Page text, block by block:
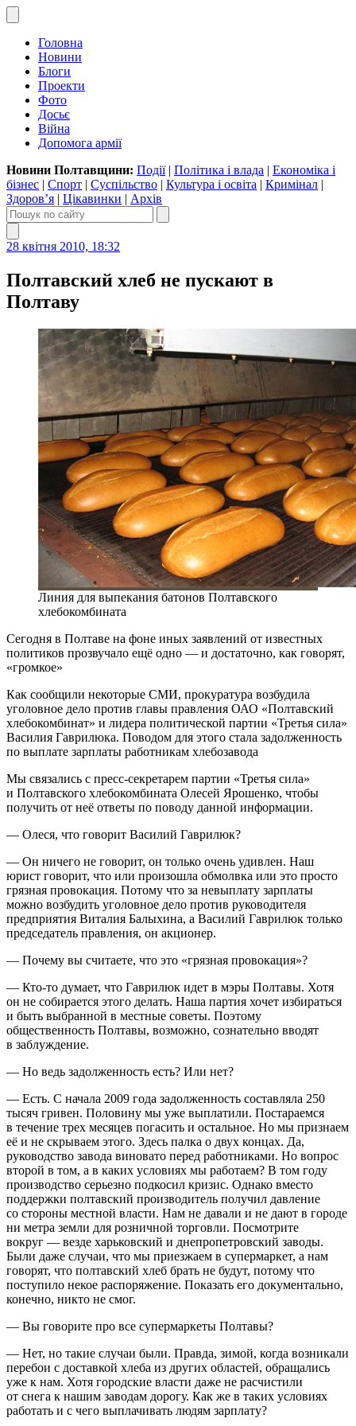
Головна
Новини
Блоги
Проекти
Фото
Досьє
Війна
Допомога армії
Новини Полтавщини: Події| Політика і влада | Економіка і
бізнес | Спорт | Суспільство | Культура і освіта | Кримінал |
Здоров’я | Цікавинки | Архів
28 квітня 2010, 18:32
Полтавский хлеб не пускают в
Полтаву
Линия для выпекания батонов Полтавского
хлебокомбината
Сегодня в Полтаве на фоне иных заявлений от известных
политиков прозвучало ещё одно — и достаточно, как говорят,
«громкое»
Как сообщили некоторые СМИ, прокуратура возбудила
уголовное дело против главы правления ОАО «Полтавский
хлебокомбинат» и лидера политической партии «Третья сила»
Василия Гаврилюка. Поводом для этого стала задолженность
по выплате зарплаты работникам хлебозавода
Мы связались с пресс-секретарем партии «Третья сила»
и Полтавского хлебокомбината Олесей Ярошенко, чтобы
получить от неё ответы по поводу данной информации.
— Олеся, что говорит Василий Гаврилюк?
— Он ничего не говорит, он только очень удивлен. Наш
юрист говорит, что или произошла обмолвка или это просто
грязная провокация. Потому что за невыплату зарплаты
можно возбудить уголовное дело против руководителя
предприятия Виталия Балыхина, а Василий Гаврилюк только
председатель правления, он акционер.
— Почему вы считаете, что это «грязная провокация»?
— Кто-то думает, что Гаврилюк идет в мэры Полтавы. Хотя
он не собирается этого делать. Наша партия хочет избираться
и быть выбранной в местные советы. Поэтому
общественность Полтавы, возможно, сознательно вводят
в заблуждение.
— Но ведь задолженность есть? Или нет?
— Есть. С начала 2009 года задолженность составляла 250
тысяч гривен. Половину мы уже выплатили. Постараемся
в течение трех месяцев погасить и остальное. Но мы признаем
её и не скрываем этого. Здесь палка о двух концах. Да,
руководство завода виновато перед работниками. Но вопрос
второй в том, а в каких условиях мы работаем? В том году
производство серьезно подкосил кризис. Однако вместо
поддержки полтавский производитель получил давление
со стороны местной власти. Нам не давали и не дают в городе
ни метра земли для розничной торговли. Посмотрите
вокруг — везде харьковский и днепропетровский заводы.
Были даже случаи, что мы приезжаем в супермаркет, а нам
говорят, что полтавский хлеб брать не будут, потому что
поступило некое распоряжение. Показать его документально,
конечно, никто не смог.
— Вы говорите про все супермаркеты Полтавы?
— Нет, но такие случаи были. Правда, зимой, когда возникали
перебои с доставкой хлеба из других областей, обращались
уже к нам. Хотя городские власти даже не расчистили
от снега к нашим заводам дорогу. Как же в таких условиях
работать и с чего выплачивать людям зарплату?